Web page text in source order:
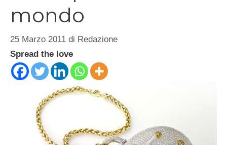
mondo
25 Marzo 2011 di Redazione
Spread the love